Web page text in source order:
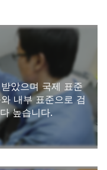
았으며 국제 표준
내부 표준으로 검
높습니다.